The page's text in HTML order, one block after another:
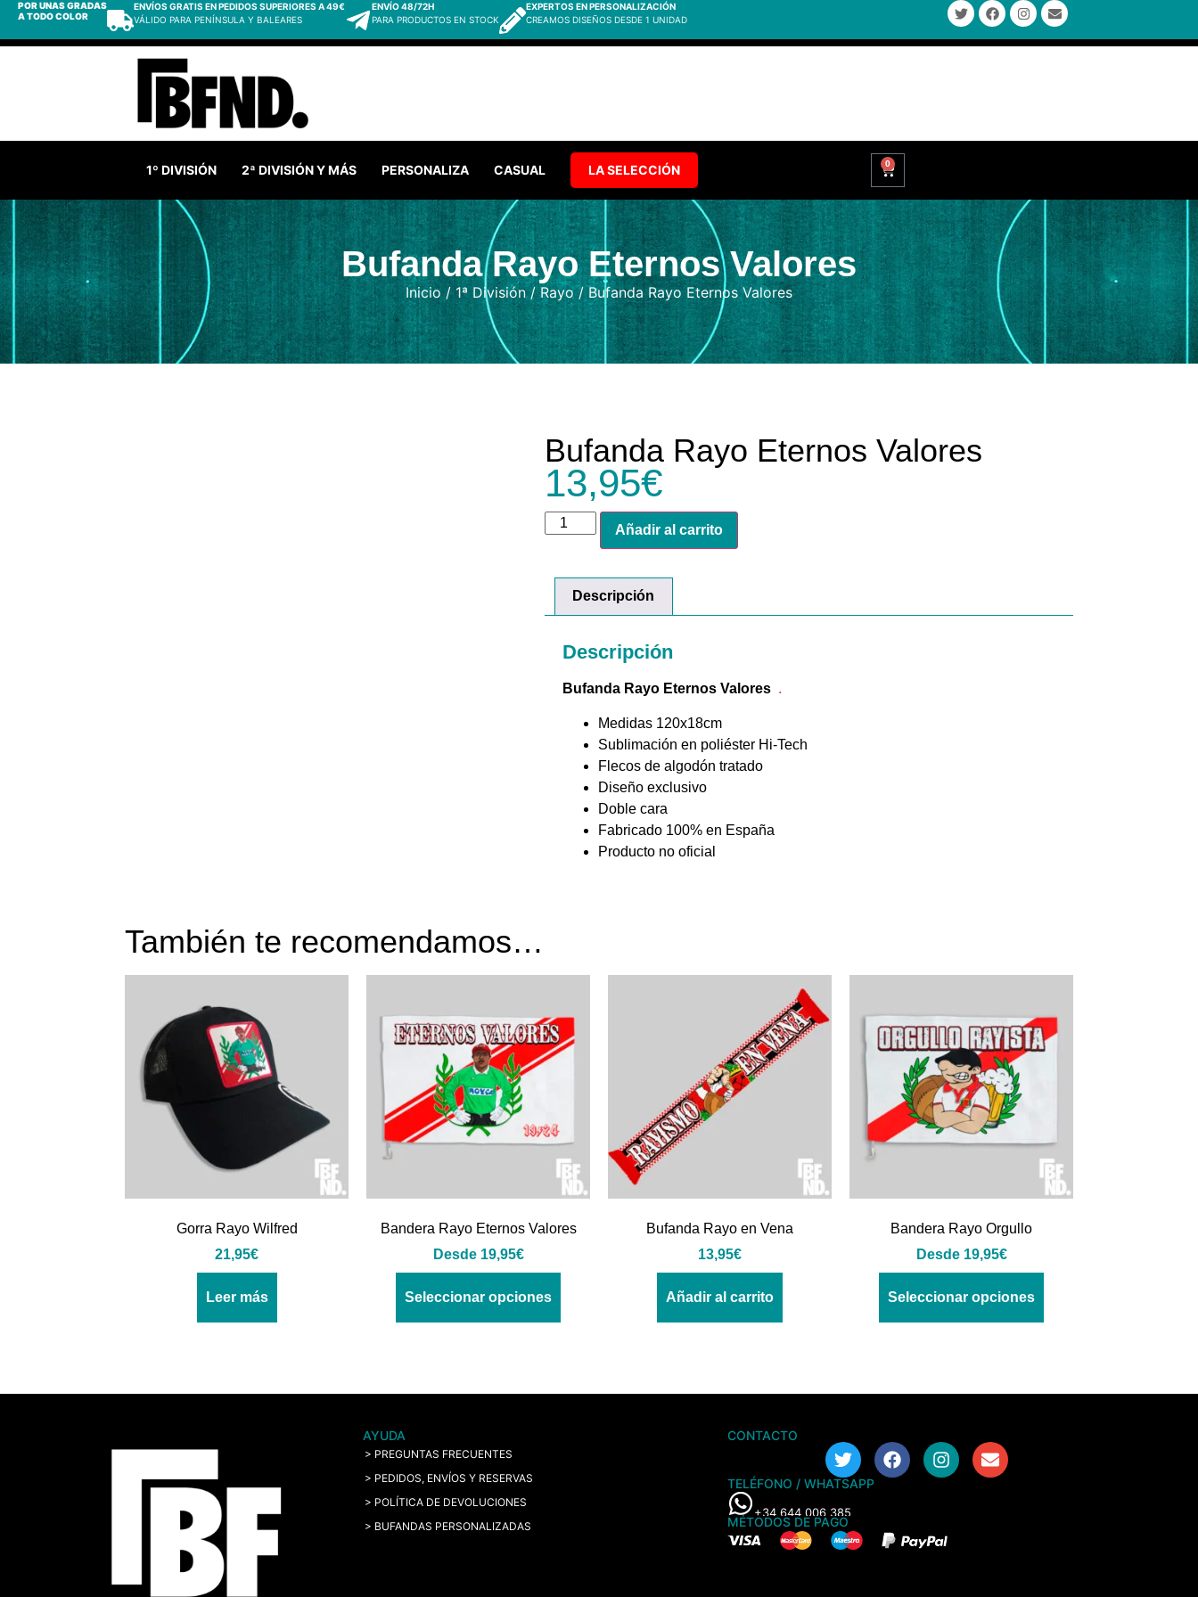
POR UNAS GRADAS
A TODO COLOR
ENVÍOS GRATIS EN PEDIDOS SUPERIORES A 49€
VÁLIDO PARA PENÍNSULA Y BALEARES
ENVÍO 48/72H
PARA PRODUCTOS EN STOCK
EXPERTOS EN PERSONALIZACIÓN
CREAMOS DISEÑOS DESDE 1 UNIDAD
1º DIVISIÓN 2ª DIVISIÓN Y MÁS PERSONALIZA CASUAL LA SELECCIÓN 0
Bufanda Rayo Eternos Valores
Inicio / 1ª División/Rayo/ Bufanda Rayo Eternos Valores
Bufanda Rayo Eternos Valores
13,95€
Añadir al carrito
Descripción
Descripción
Bufanda Rayo Eternos Valores .
Medidas 120x18cm
Sublimación en poliéster Hi-Tech
Flecos de algodón tratado
Diseño exclusivo
Doble cara
Fabricado 100% en España
Producto no oficial
También te recomendamos…
Gorra Rayo Wilfred
21,95€
Leer más
Bandera Rayo Eternos Valores
Desde 19,95€
Seleccionar opciones
Bufanda Rayo en Vena
13,95€
Añadir al carrito
Bandera Rayo Orgullo
Desde 19,95€
Seleccionar opciones
AYUDA
> PREGUNTAS FRECUENTES
> PEDIDOS, ENVÍOS Y RESERVAS
> POLÍTICA DE DEVOLUCIONES
> BUFANDAS PERSONALIZADAS
CONTACTO
TELÉFONO / WHATSAPP
+34 644 006 385
MÉTODOS DE PAGO